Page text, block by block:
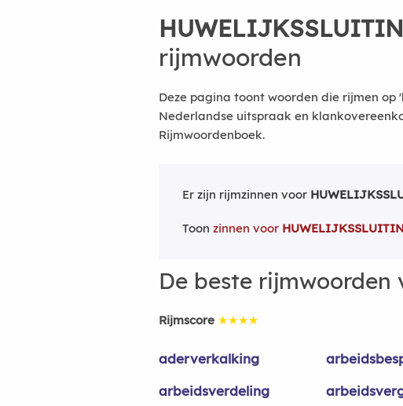
rijmwoorden
Deze pagina toont woorden die rijmen op
Nederlandse uitspraak en
Rijmwoordenboek.
Er zijn rijmzinnen voor
Toon zinnen voor
De beste rijmwoorden
Rijmscore ★★★★
aderverkalking
arbeidsverdeling